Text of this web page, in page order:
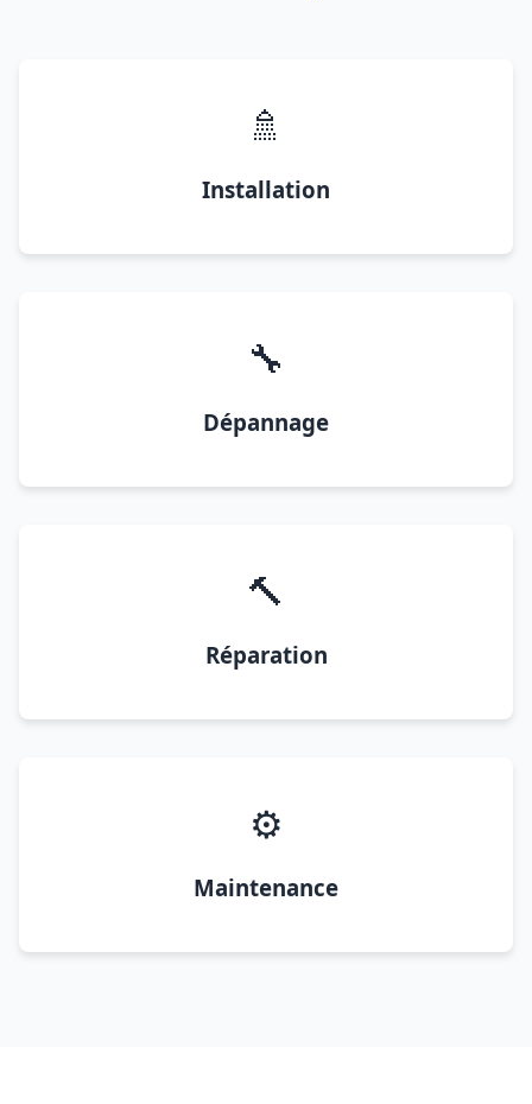
🚿
Installation
🔧
Dépannage
🔨
Réparation
⚙️
Maintenance